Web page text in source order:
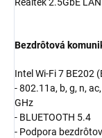
Bezdrôtová
Intel Wi-Fi 7 BE202
- 802.11a, b, g, n,
GHz
- BLUETOOTH 5.4
- Podpora